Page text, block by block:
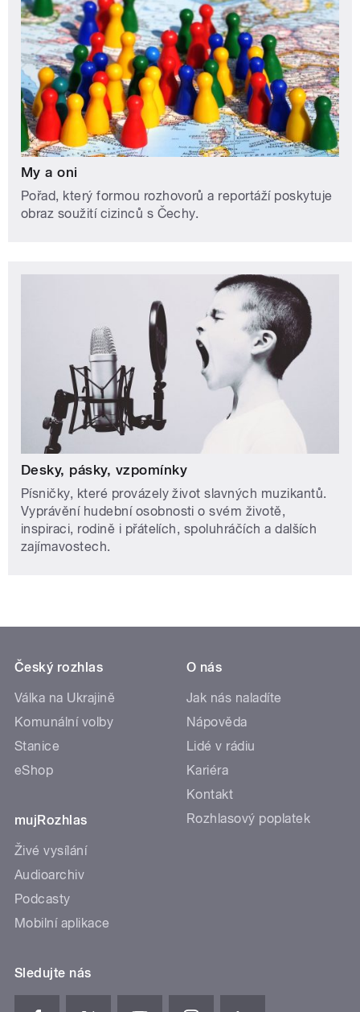
My a oni
Pořad, který formou rozhovorů a reportáží poskytuje
obraz soužití cizinců s Čechy.
Desky, pásky, vzpomínky
Písničky, které provázely život slavných muzikantů.
Vyprávění hudební osobnosti o svém životě,
inspiraci, rodině i přátelích, spoluhráčích a dalších
zajímavostech.
Český rozhlas
Válka na Ukrajině
Komunální volby
Stanice
eShop
mujRozhlas
Živé vysílání
Audioarchiv
Podcasty
Mobilní aplikace
O nás
Jak nás naladíte
Nápověda
Lidé v rádiu
Kariéra
Kontakt
Rozhlasový poplatek
Sledujte nás